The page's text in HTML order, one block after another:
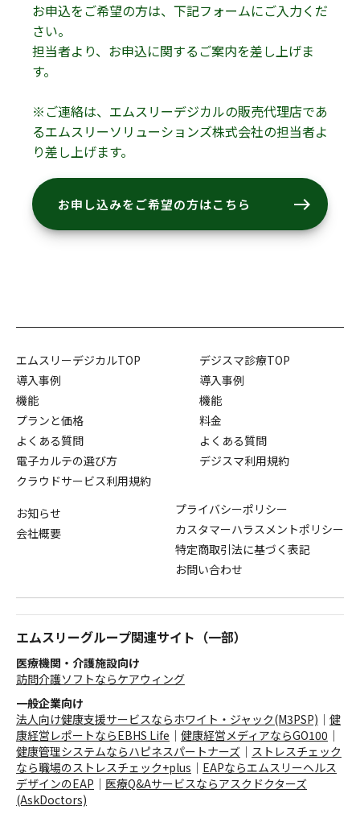
お申込をご希望の方は、下記フォームにご入力くだ
さい。
担当者より、お申込に関するご案内を差し上げま
す。
※ご連絡は、エムスリーデジカルの販売代理店であ
るエムスリーソリューションズ株式会社の担当者よ
り差し上げます。
お申し込みをご希望の方はこちら east
エムスリーデジカルTOP
導入事例
機能
プランと価格
よくある質問
電子カルテの選び方
クラウドサービス利用規約
デジスマ診療TOP
導入事例
機能
料金
よくある質問
デジスマ利用規約
お知らせ
会社概要
プライバシーポリシー
カスタマーハラスメントポリシー
特定商取引法に基づく表記
お問い合わせ
エムスリーグループ関連サイト（一部）
医療機関・介護施設向け
訪問介護ソフトならケアウィング
一般企業向け
法人向け健康支援サービスならホワイト・ジャック(M3PSP) ｜ 健
康経営レポートならEBHS Life ｜ 健康経営メディアならGO100 ｜
健康管理システムならハピネスパートナーズ ｜ ストレスチェック
なら職場のストレスチェック+plus ｜ EAPならエムスリーヘルス
デザインのEAP ｜ 医療Q&Aサービスならアスクドクターズ
(AskDoctors)